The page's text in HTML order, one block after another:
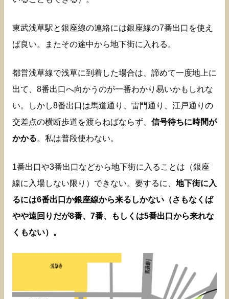
東武浅草駅と銀座線の連絡には銀座線の7番出口を使え
ば良い。またその途中から地下街に入れる。
都営浅草線で浅草に到着した場合は、諦めて一度地上に
出て、8番出口へ向かうのが一番わかり易いかもしれな
い。しかし8番出口は馬道通り、雷門通り、江戸通りの
交差点の横断歩道を渡らねばならず、 信号待ちに時間が
かかる。私は普段使わない。
1番出口や3番出口などから地下街に入ることは（銀座
線に入場しない限り）できない。要するに、 地下街に入
るには6番出口か銀座線から来るしかない（さもなくば
やや遠回りだが8番、7番、もしくは5番出口から来れな
くもない）。